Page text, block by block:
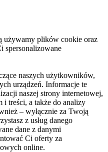
używamy plików cookie oraz
spersonalizowane
naszych użytkowników,
urządzeń. Informacje te
naszej strony internetowej,
i treści, a także do analizy
– wyłącznie za Twoją
z usług danego
dane z danymi
Ci oferty za
online.